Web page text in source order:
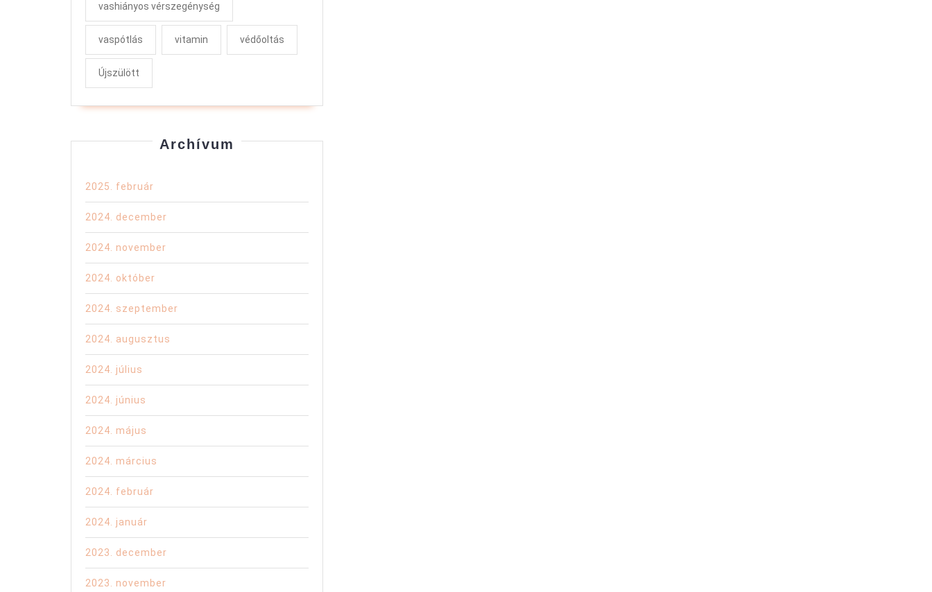
vashiányos vérszegénység
vaspótlás vitamin védőoltás
Újszülött
Archívum
2025. február
2024. december
2024. november
2024. október
2024. szeptember
2024. augusztus
2024. július
2024. június
2024. május
2024. március
2024. február
2024. január
2023. december
2023. november